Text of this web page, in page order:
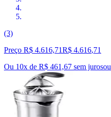
(3)
Preço R$ 4.616,71R$ 4.616,71
Ou 10x de R$ 461,67 sem jurosou